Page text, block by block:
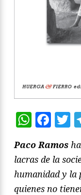
Paco Ramos
lacras de la
humanidad y la
quienes no